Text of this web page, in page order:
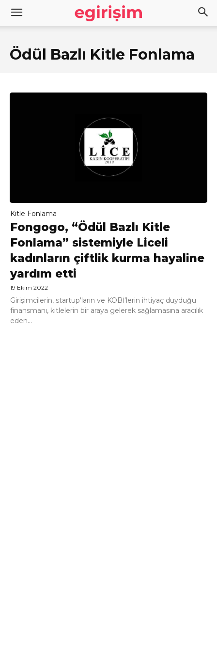
Ödül Bazlı Kitle Fonlama
Kitle Fonlama
Fongogo, “Ödül Bazlı Kitle
Fonlama” sistemiyle Liceli
kadınların çiftlik kurma hayaline
yardım etti
19 Ekim 2022
Girişimcilerin, startup'ların ve KOBİ’lerin ihtiyaç duyduğu
finansmanı, kitlelerin bir araya gelerek sağlamasına aracılık
eden...